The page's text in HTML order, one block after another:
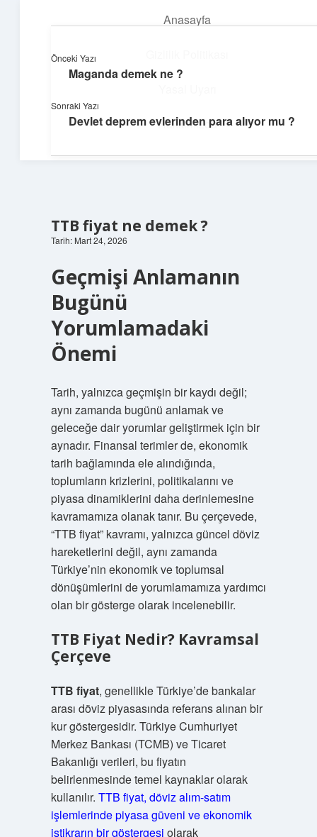
Anasayfa
Hakkımızda
Dijital dünyada keyifli bir macera!
TTB fiyat ne demek ?
Tarih: Mart 24, 2026
Geçmişi Anlamanın
Bugünü
Yorumlamadaki
Önemi
Tarih, yalnızca geçmişin bir kaydı değil;
aynı zamanda bugünü anlamak ve
geleceğe dair yorumlar geliştirmek için bir
aynadır. Finansal terimler de, ekonomik
tarih bağlamında ele alındığında,
toplumların krizlerini, politikalarını ve
piyasa dinamiklerini daha derinlemesine
kavramamıza olanak tanır. Bu çerçevede,
“TTB fiyat” kavramı, yalnızca güncel döviz
hareketlerini değil, aynı zamanda
Türkiye’nin ekonomik ve toplumsal
dönüşümlerini de yorumlamamıza yardımcı
olan bir gösterge olarak incelenebilir.
TTB Fiyat Nedir? Kavramsal
Çerçeve
TTB fiyat, genellikle Türkiye’de bankalar
arası döviz piyasasında referans alınan bir
kur göstergesidir. Türkiye Cumhuriyet
Merkez Bankası (TCMB) ve Ticaret
Bakanlığı verileri, bu fiyatın
belirlenmesinde temel kaynaklar olarak
kullanılır. TTB fiyat, döviz alım-satım
işlemlerinde piyasa güveni ve ekonomik
istikrarın bir göstergesi olarak
Önceki Yazı
Maganda demek ne ?
Sonraki Yazı
Devlet deprem evlerinden para alıyor mu ?